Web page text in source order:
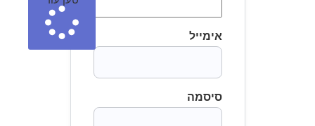
אימייל
סיסמה